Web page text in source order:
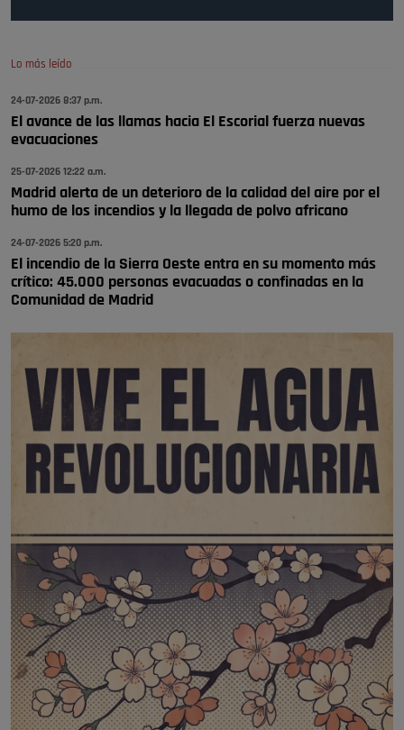
Pozuelo de Alarcón
Pozuelo de Alarcón
🔴 EXCLUSIVA | El comisario de la …
Lo más leído
24-07-2026 8:37 p.m.
El avance de las llamas hacia El Escorial fuerza nuevas
evacuaciones
25-07-2026 12:22 a.m.
Madrid alerta de un deterioro de la calidad del aire por el
humo de los incendios y la llegada de polvo africano
24-07-2026 5:20 p.m.
El incendio de la Sierra Oeste entra en su momento más
crítico: 45.000 personas evacuadas o confinadas en la
Comunidad de Madrid